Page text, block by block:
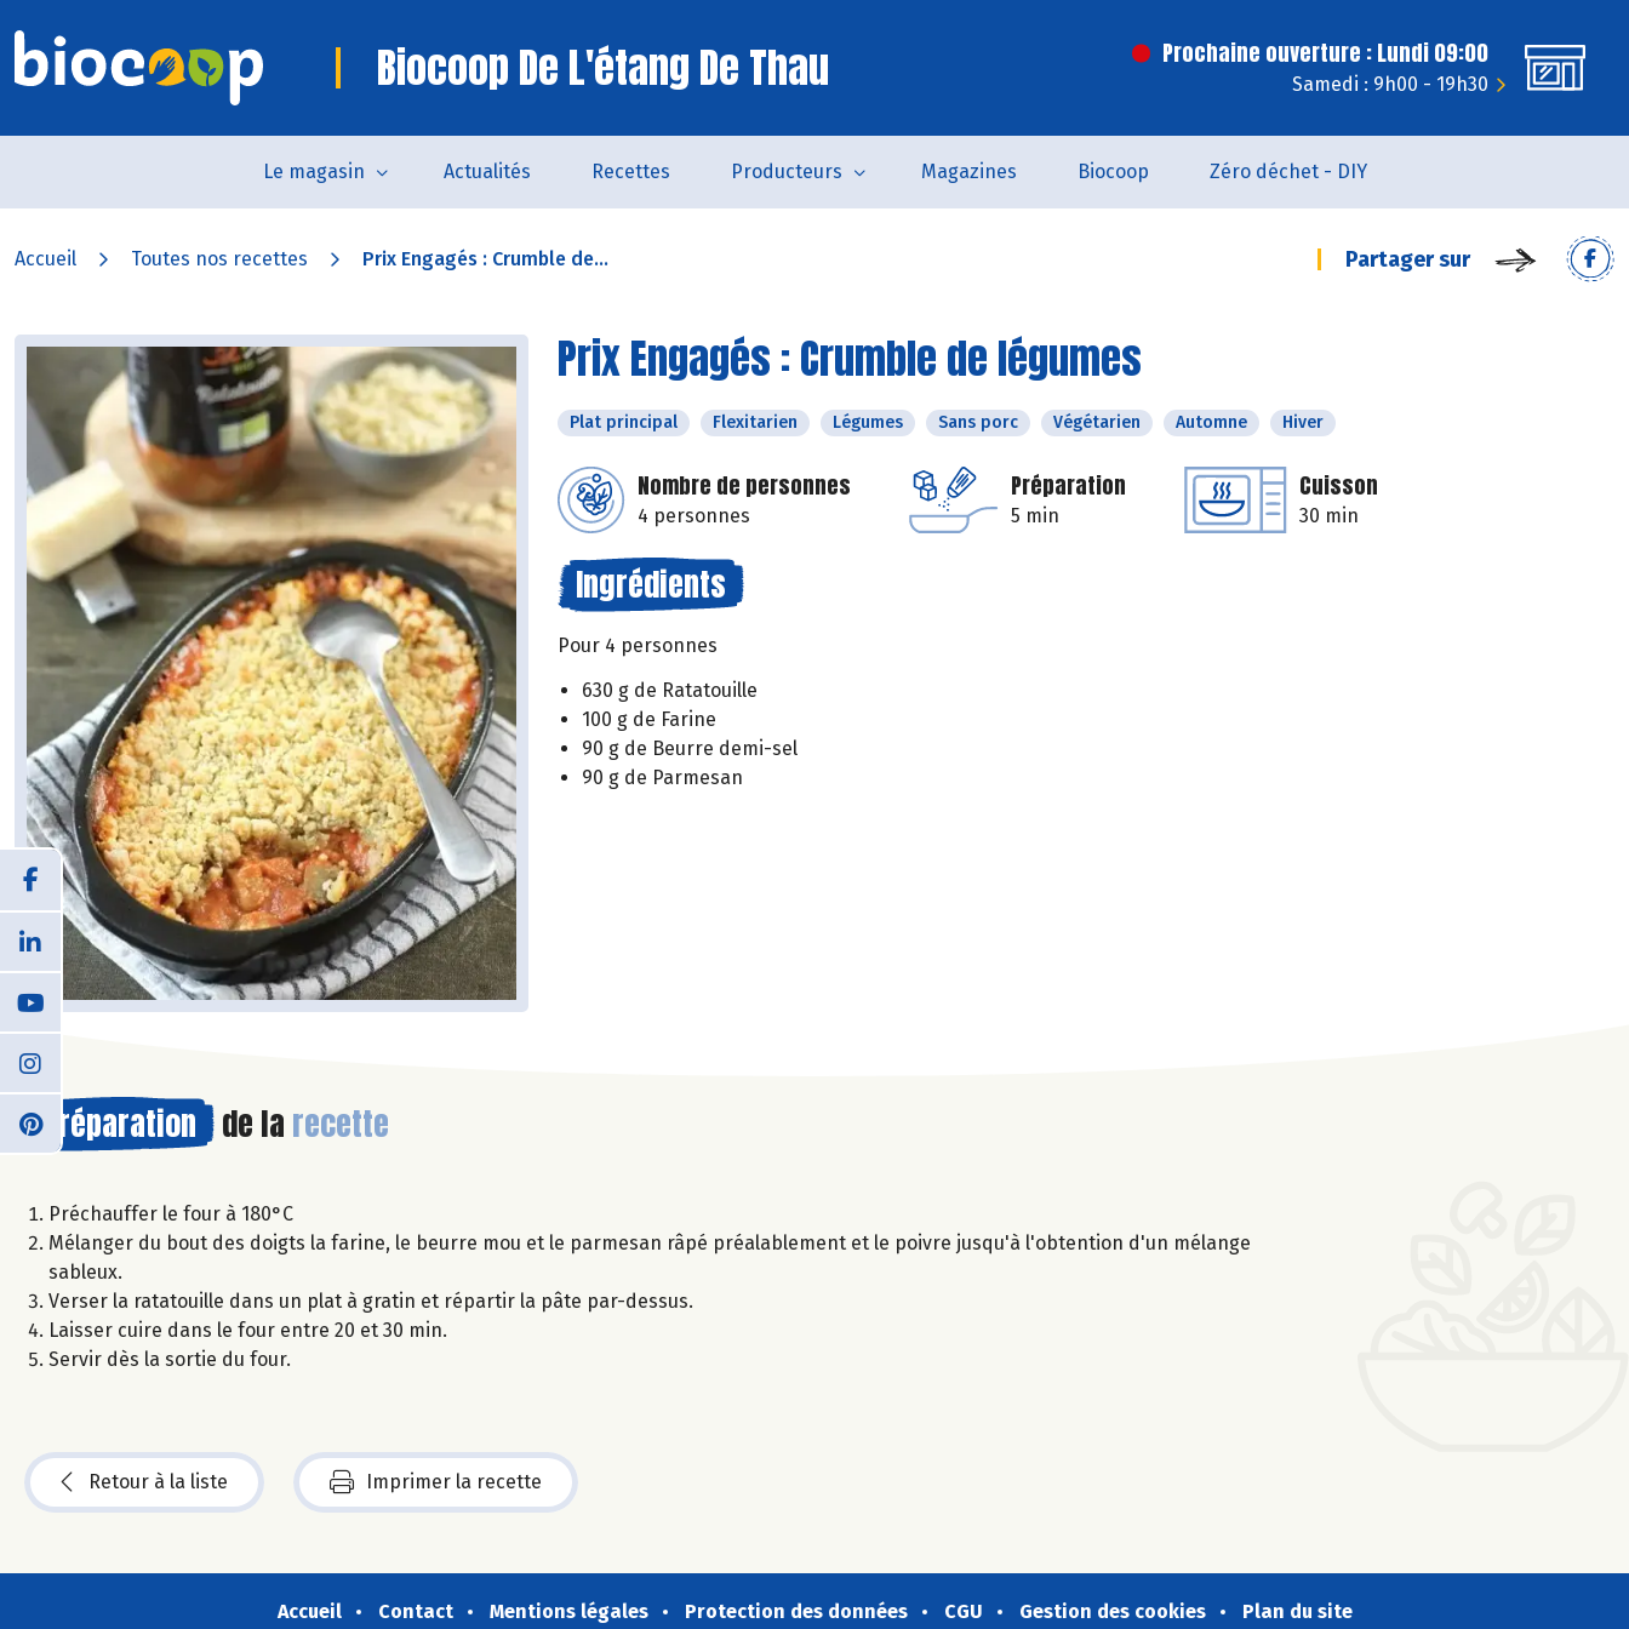
Biocoop De L'étang De Thau Prochaine ouverture : Lundi 09:00
Samedi : 9h00 - 19h30
Le magasin Actualités Recettes Producteurs Magazines Biocoop Zéro déchet - DIY
Accueil Toutes nos recettes Prix Engagés : Crumble de... Partager sur
Prix Engagés : Crumble de légumes
Plat principal Flexitarien Légumes Sans porc Végétarien Automne Hiver
Nombre de personnes
4 personnes
Préparation
5 min
Cuisson
30 min
Ingrédients
Pour 4 personnes
630 g de Ratatouille
100 g de Farine
90 g de Beurre demi-sel
90 g de Parmesan
Préparation de la recette
Préchauffer le four à 180°C
Mélanger du bout des doigts la farine, le beurre mou et le parmesan râpé préalablement et le poivre jusqu'à l'obtention d'un mélange
sableux.
Verser la ratatouille dans un plat à gratin et répartir la pâte par-dessus.
Laisser cuire dans le four entre 20 et 30 min.
Servir dès la sortie du four.
Retour à la liste Imprimer la recette
Accueil Contact Mentions légales Protection des données CGU Gestion des cookies Plan du site